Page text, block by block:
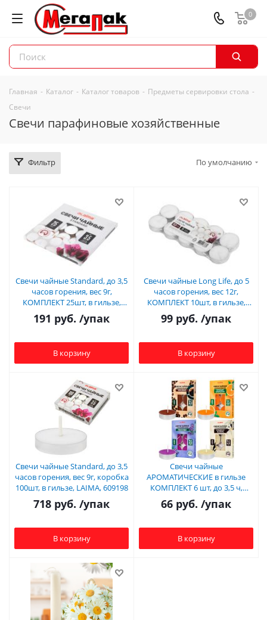
0
Главная - Каталог - Каталог товаров - Предметы сервировки стола -
Свечи
Свечи парафиновые хозяйственные
Фильтр По умолчанию
Свечи чайные Standard, до 3,5
часов горения, вес 9г,
КОМПЛЕКТ 25шт, в гильзе,
LAIMA, 609196
191 руб. /упак
В корзину
Свечи чайные Long Life, до 5
часов горения, вес 12г,
КОМПЛЕКТ 10шт, в гильзе,
LAIMA, 609199 (15)
99 руб. /упак
В корзину
Свечи чайные Standard, до 3,5
часов горения, вес 9г, коробка
100шт, в гильзе, LAIMA, 609198
718 руб. /упак
В корзину
Свечи чайные
АРОМАТИЧЕСКИЕ в гильзе
КОМПЛЕКТ 6 шт, до 3,5 ч,
АССОРТИ 4 аромата, LAIMA,
609977
66 руб. /упак
В корзину